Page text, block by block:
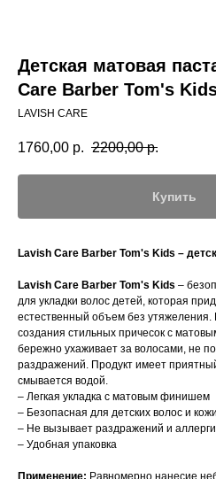
Детская матовая
Care Barber Tom's
LAVISH CARE
1760,00 р. 2200,00 р.
Купить
Lavish Care Barber Tom's Kids –
Lavish Care Barber Tom's Kids –
для укладки волос детей, которая
естественный объем без
создания стильных причесок с
бережно ухаживает за волосами, не
раздражений. Продукт имеет
смывается водой.
– Легкая укладка с матовым финишем
– Безопасная для детских волос и
– Не вызывает раздражений и
– Удобная упаковка